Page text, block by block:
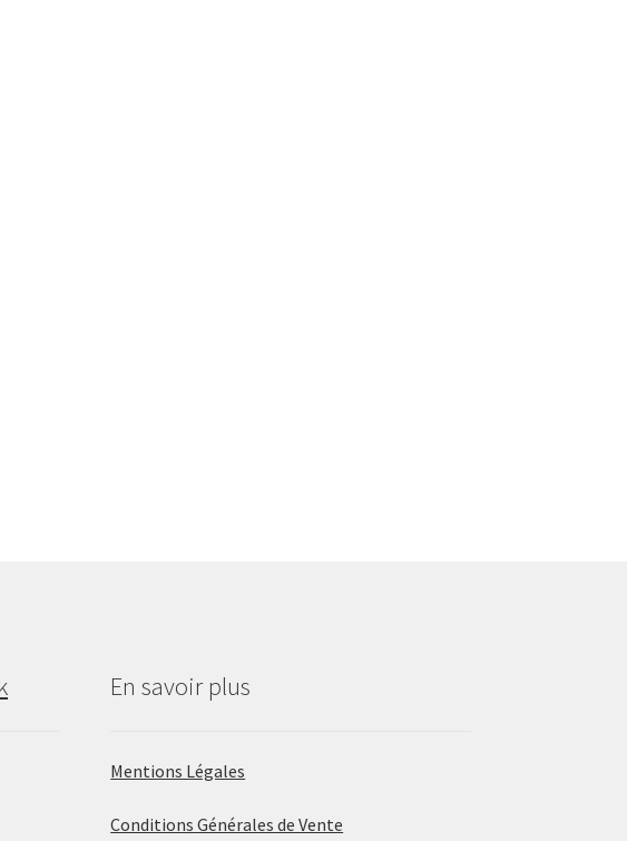
En savoir plus
Mentions Légales
Conditions Générales de Vente